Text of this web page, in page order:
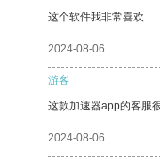
这个软件我非常喜欢
2024-08-06
游客
这款加速器app的客服
2024-08-06